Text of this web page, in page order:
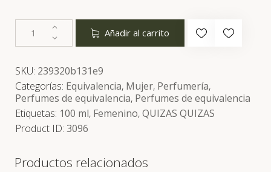
Añadir al carrito
SKU: 239320b131e9
Categorías: Equivalencia, Mujer, Perfumería,
Perfumes de equivalencia, Perfumes de equivalencia
Etiquetas: 100 ml, Femenino,QUIZAS QUIZAS
Product ID: 3096
Productos relacionados